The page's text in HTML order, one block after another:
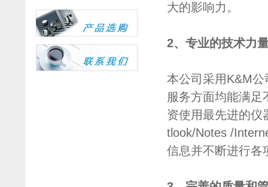
大的影响力。
2、专业的技术力
本公司采用K&M
服务方面均能满足
资使用最先进的仪
tlook/Notes /
信息并不断进行各